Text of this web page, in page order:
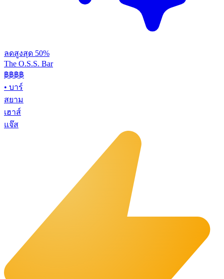
ลดสูงสุด 50%
The O.S.S. Bar
฿฿฿฿
• บาร์
สยาม
เฮาส์
แจ๊ส